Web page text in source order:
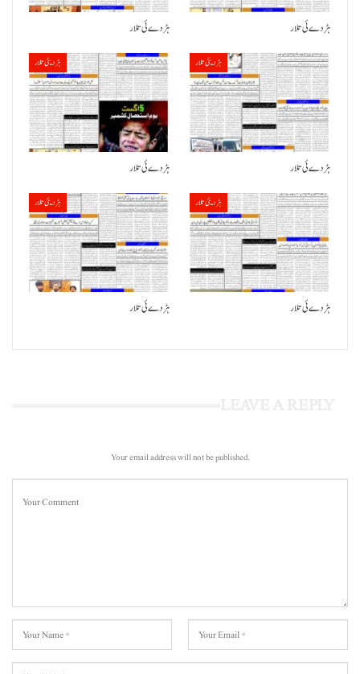
ہڑدے ئی تلار ہڑدے ئی تلار
ہڑدیئی تلار
ہڑدے ئی تلار
ہڑدیئی تلار
ہڑدے ئی تلار
ہڑدیئی تلار
ہڑدے ئی تلار
ہڑدیئی تلار
ہڑدے ئی تلار
Your email address will not be published.